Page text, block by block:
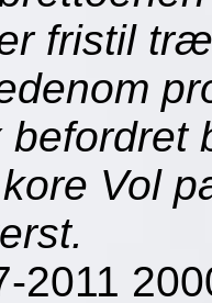
fristil
Vol
2011